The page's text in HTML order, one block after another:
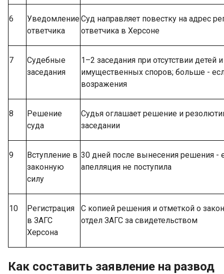
6
Уведомление
ответчика
Суд направляет повестку на адрес
ответчика в Херсоне
7
Судебные
заседания
1–2 заседания при отсутствии детей и
имущественных споров; больше -
возражения
8
Решение
суда
Судья оглашает решение и
заседании
9
Вступление в
законную
силу
30 дней после вынесения решения -
апелляция не поступила
10
Регистрация
в ЗАГС
Херсона
С копией решения и отметкой о
отдел ЗАГС за свидетельством
Как составить заявление на развод